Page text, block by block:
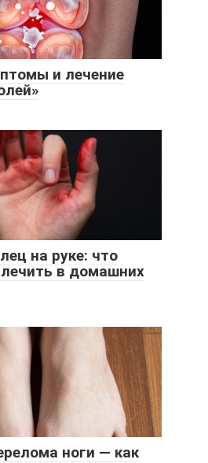
и лечение
на руке: что
в домашних
ноги — как